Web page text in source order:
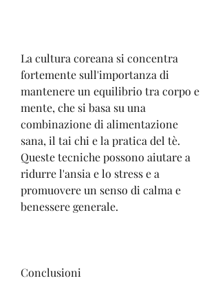
La cultura coreana si concentra
fortemente sull'importanza di
mantenere un equilibrio tra corpo e
mente, che si basa su una
combinazione di alimentazione
sana, il tai chi e la pratica del tè.
Queste tecniche possono aiutare a
ridurre l'ansia e lo stress e a
promuovere un senso di calma e
benessere generale.
Conclusioni